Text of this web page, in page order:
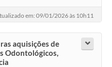
em: 09/01/2026 às 10h11
aquisições de
Odontológicos,